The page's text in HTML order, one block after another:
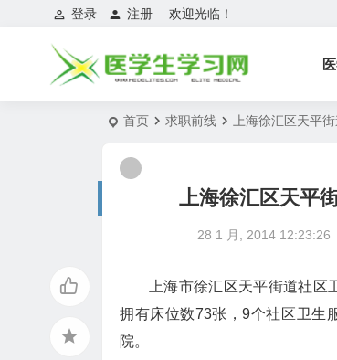
欢迎光临！
登录 注册
首页 求职前线 上海徐汇区天平
上海徐汇区天平
28 1 月, 2014 12:23:26
上海市徐汇区天平街道社
拥有床位数73张，9个社区卫生
院。